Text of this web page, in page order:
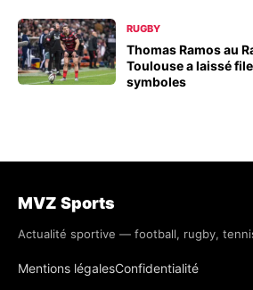
RUGBY
Thomas Ramos au
Toulouse a laissé
symboles
MVZ Sports
Actualité sportive — football, rugby,
Mentions légalesConfidentialité